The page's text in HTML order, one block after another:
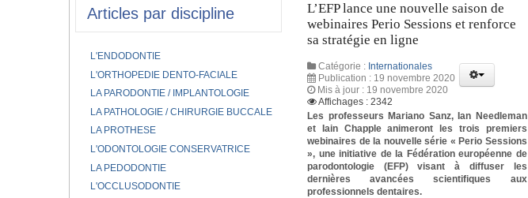
L’EFP lance une nouvelle saison de
webinaires Perio Sessions et renforce
sa stratégie en ligne
Catégorie : Internationales
Publication : 19 novembre 2020
Mis à jour : 19 novembre 2020
Affichages : 2342
Les professeurs Mariano Sanz, Ian Needleman
et Iain Chapple animeront les trois premiers
webinaires de la nouvelle série « Perio Sessions
», une initiative de la Fédération européenne de
parodontologie (EFP) visant à diffuser les
dernières avancées scientifiques aux
professionnels dentaires.
Articles par discipline
L'ENDODONTIE
L'ORTHOPEDIE DENTO-FACIALE
LA PARODONTIE / IMPLANTOLOGIE
LA PATHOLOGIE / CHIRURGIE BUCCALE
LA PROTHESE
L'ODONTOLOGIE CONSERVATRICE
LA PEDODONTIE
L'OCCLUSODONTIE